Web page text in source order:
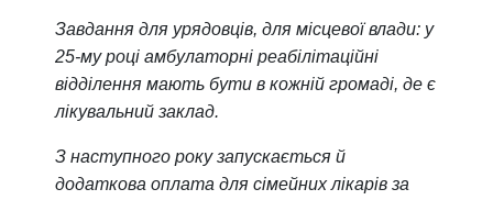
Завдання для урядовців, для місцевої влади: у
25-му році амбулаторні реабілітаційні
відділення мають бути в кожній громаді, де є
лікувальний заклад.
З наступного року запускається й
додаткова оплата для сімейних лікарів за